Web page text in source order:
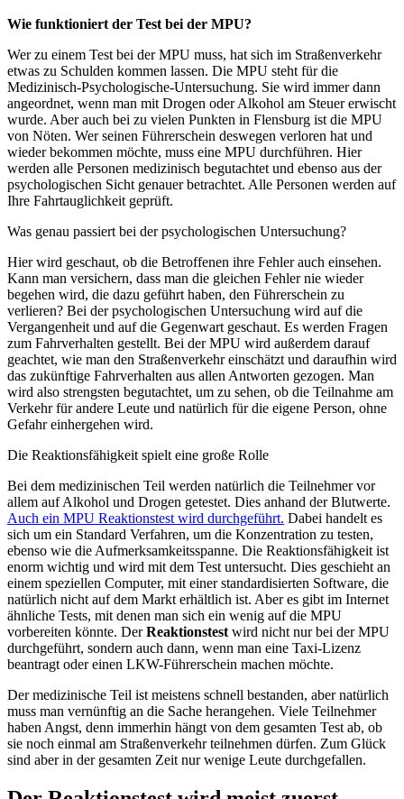
Wie funktioniert der Test bei der MPU?
Wer zu einem Test bei der MPU muss, hat sich im Straßenverkehr
etwas zu Schulden kommen lassen. Die MPU steht für die
Medizinisch-Psychologische-Untersuchung. Sie wird immer dann
angeordnet, wenn man mit Drogen oder Alkohol am Steuer erwischt
wurde. Aber auch bei zu vielen Punkten in Flensburg ist die MPU
von Nöten. Wer seinen Führerschein deswegen verloren hat und
wieder bekommen möchte, muss eine MPU durchführen. Hier
werden alle Personen medizinisch begutachtet und ebenso aus der
psychologischen Sicht genauer betrachtet. Alle Personen werden auf
Ihre Fahrtauglichkeit geprüft.
Was genau passiert bei der psychologischen Untersuchung?
Hier wird geschaut, ob die Betroffenen ihre Fehler auch einsehen.
Kann man versichern, dass man die gleichen Fehler nie wieder
begehen wird, die dazu geführt haben, den Führerschein zu
verlieren? Bei der psychologischen Untersuchung wird auf die
Vergangenheit und auf die Gegenwart geschaut. Es werden Fragen
zum Fahrverhalten gestellt. Bei der MPU wird außerdem darauf
geachtet, wie man den Straßenverkehr einschätzt und daraufhin wird
das zukünftige Fahrverhalten aus allen Antworten gezogen. Man
wird also strengsten begutachtet, um zu sehen, ob die Teilnahme am
Verkehr für andere Leute und natürlich für die eigene Person, ohne
Gefahr einhergehen wird.
Die Reaktionsfähigkeit spielt eine große Rolle
Bei dem medizinischen Teil werden natürlich die Teilnehmer vor
allem auf Alkohol und Drogen getestet. Dies anhand der Blutwerte.
Auch ein MPU Reaktionstest wird durchgeführt. Dabei handelt es
sich um ein Standard Verfahren, um die Konzentration zu testen,
ebenso wie die Aufmerksamkeitsspanne. Die Reaktionsfähigkeit ist
enorm wichtig und wird mit dem Test untersucht. Dies geschieht an
einem speziellen Computer, mit einer standardisierten Software, die
natürlich nicht auf dem Markt erhältlich ist. Aber es gibt im Internet
ähnliche Tests, mit denen man sich ein wenig auf die MPU
vorbereiten könnte. DerReaktionstest wird nicht nur bei der MPU
durchgeführt, sondern auch dann, wenn man eine Taxi-Lizenz
beantragt oder einen LKW-Führerschein machen möchte.
Der medizinische Teil ist meistens schnell bestanden, aber natürlich
muss man vernünftig an die Sache herangehen. Viele Teilnehmer
haben Angst, denn immerhin hängt von dem gesamten Test ab, ob
sie noch einmal am Straßenverkehr teilnehmen dürfen. Zum Glück
sind aber in der gesamten Zeit nur wenige Leute durchgefallen.